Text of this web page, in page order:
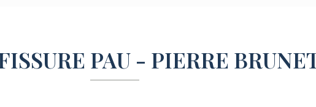
PAU - PIERRE